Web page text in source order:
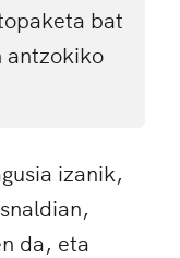
bat
antzokiko
izanik,
da, eta